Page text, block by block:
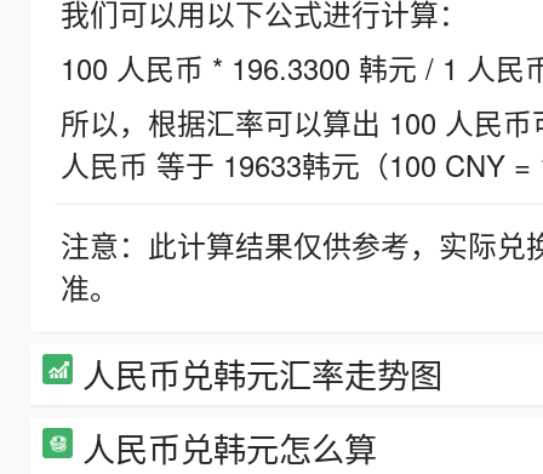
我们可以用以下公式进行计算：
100 人民币 * 196.3300 韩元 / 1 人民
所以，根据汇率可以算出 100 人民
人民币 等于 19633韩元（100 CNY =
注意：此计算结果仅供参考，实际
准。
人民币兑韩元汇率走势图
人民币兑韩元怎么算